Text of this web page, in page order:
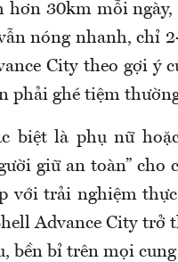
30km mỗi ngày,
nóng nhanh, chỉ
City theo gợi ý
phải ghé tiệm thường
biệt là phụ nữ
giữ an toàn” cho
với trải nghiệm
Advance City trở
bền bỉ trên mọi cung